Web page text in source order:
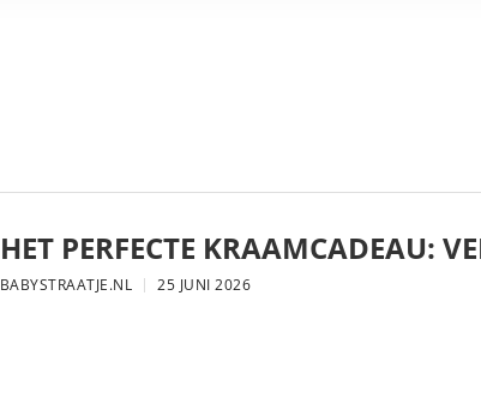
HET PERFECTE KRAAMCADEAU:
BABYSTRAATJE.NL 25 JUNI 2026